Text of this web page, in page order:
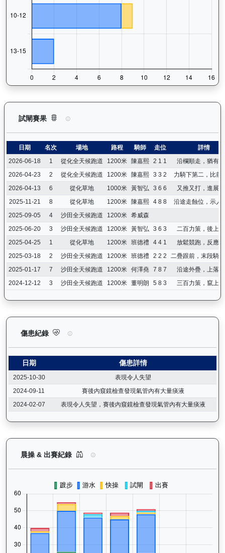
試閘賽果 日日獎（H283）— 試閘賽果紀錄：查看馬匹所
日期 名次 場地 路程 騎師 走位
詳情
2026-06-18
1 從化全天候跑道 1200米 陳嘉熙 2 1 1
沿欄順走，猶有
2026-04-23
2 從化全天候跑道 1200米 陳嘉熙 3 3 2
力騎下第二，比前
2026-04-13
6 從化草地 1000米 黃智弘 3 6 6
又推又打，進展
2025-11-21
8 從化草地 1200米 陳嘉熙 4 8 8
沿途走蝕位，示人
2025-09-05
4 沙田全天候跑道 1200米 希威森
2025-06-20
3 沙田全天候跑道 1200米 黃智弘 3 6 3
二百力策，後上
2025-04-25
1 從化草地 1200米 班德禮 4 4 1
放鬆競跑，反應
2025-03-18
2 沙田全天候跑道 1200米 班德禮 2 2 2
二疊跟前，末段騎
2025-01-17
7 沙田全天候跑道 1200米 何澤堯 7 8 7
沿途外疊，上落
2024-12-12
3 沙田全天候跑道 1200米 董明朗 5 8 3 三百力策，竄上
傷患紀錄 日日獎（H283）— 傷患紀錄：查看馬匹完整
日期 傷患詳情
2025-10-30
表現令人失望
2024-09-11
賽後內窺鏡檢查發現氣管內有大量痰液
2024-02-07
表現令人失望，賽後內窺鏡檢查發現氣管內有大量痰液
晨操 & 出賽紀錄 日日獎（H283）— 晨操及出賽紀錄圖表